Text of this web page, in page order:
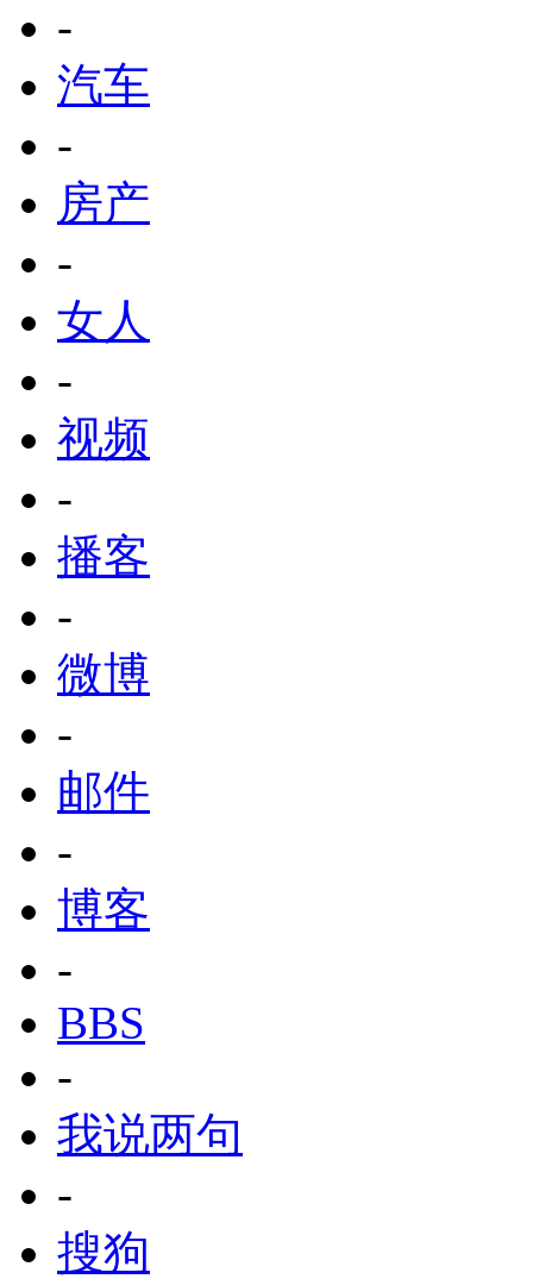
-
汽车
-
房产
-
女人
-
视频
-
播客
-
微博
-
邮件
-
博客
-
BBS
-
我说两句
-
搜狗